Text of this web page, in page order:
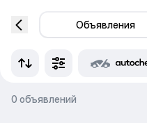
Объявления
0 объявлений